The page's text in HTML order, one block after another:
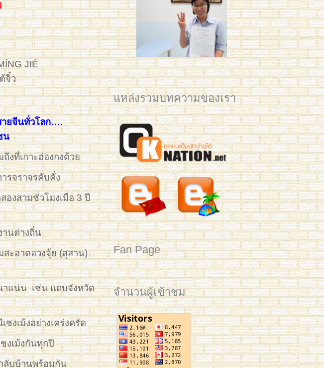
JIÉ
จิ๋ว
ายจีนทั่วโลก….
น
งที่เกาะฮ่องกงด้วย
รจราจรคับคั่ง
องสามชั่วโมงเมื่อ 3 ปี
านต่างถิ่น
ะอาดฮวงจุ้ย (สุสาน)
าแน่น เช่น แถบจังหวัด
งเม้งอย่างเคร่งครัด
งเม้งกันทุกปี
ลับบ้านพร้อมกัน
คุณวาด H3 100 IMG_5671 edited small
2561 นิว มช Post Web
2561 BAM Post web
2561 YIM Post web
2561 PLAM CU for Post
2561 Mean KU
IMG_3325
IMG_3321
IMG_3795
IMG_3277
Mew 7059
mean-hsk3-293
benz-yct3-190-2
jingjing-yct3-189
Business Chinese Course 2016
Han laoshi class 2
Small Kids L & Preaw
Ploy 2016
อาทิตย์เช้า HSK4
IMG_7035
IMG_0731 crop
YIM TRIAM 2015
แหล่งรวมบทความของเรา
Fan Page
จำนวนผู้เข้าชม